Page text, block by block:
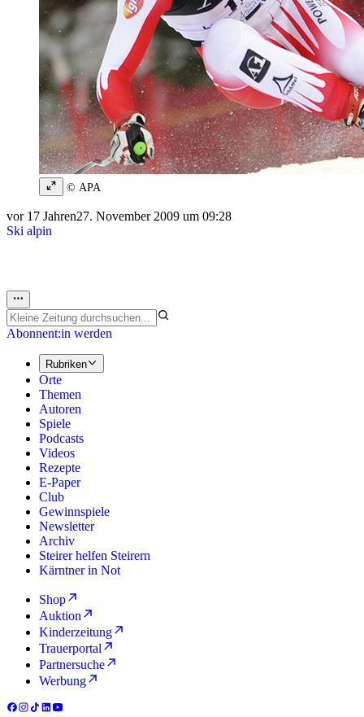
© APA
vor 17 Jahren27. November 2009 um 09:28
Ski alpin
Abonnent:in werden
Rubriken
Orte
Themen
Autoren
Spiele
Podcasts
Videos
Rezepte
E-Paper
Club
Gewinnspiele
Newsletter
Archiv
Steirer helfen Steirern
Kärntner in Not
Shop
Auktion
Kinderzeitung
Trauerportal
Partnersuche
Werbung